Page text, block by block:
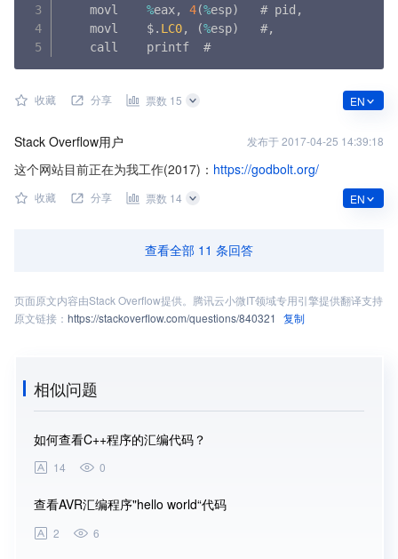
    movl
%eax, 4(%esp)
   # pid
,
    movl    $
. LC0, (%esp)
   #
,
    call    printf  #
收藏 分享 票数 15 EN
Stack Overflow用户 发布于2017-04-25 14:39:18
这个网站目前正在为我工作(2017)： https://godbolt.org/
收藏 分享 票数 14 EN
查看全部 11 条回答
页面原文内容由Stack Overflow提供。腾讯云小微IT领域专用引擎提供翻译支持
原文链接： https://stackoverflow.com/questions/840321 复制
相似问题
如何查看C++程序的汇编代码？
14 0
查看AVR汇编程序"hello world“代码
2 6